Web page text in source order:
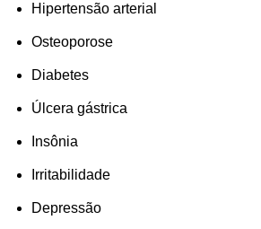
Hipertensão arterial
Osteoporose
Diabetes
Úlcera gástrica
Insônia
Irritabilidade
Depressão